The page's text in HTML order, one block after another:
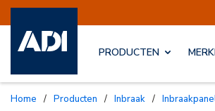
PRODUCTEN
Home / Producten / Inbraak /